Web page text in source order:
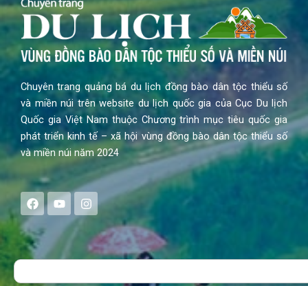
Chuyên trang quảng bá du lịch đồng bào dân tộc thiểu số
và miền núi trên website du lịch quốc gia của Cục Du lịch
Quốc gia Việt Nam thuộc Chương trình mục tiêu quốc gia
phát triển kinh tế – xã hội vùng đồng bào dân tộc thiểu số
và miền núi năm 2024
F
a
e
b
o
Y
o
t
u
b
I
n
s
a
g
Search